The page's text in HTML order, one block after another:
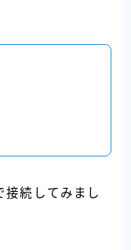
接続してみまし